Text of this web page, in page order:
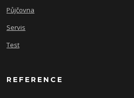
Půjčovna
Servis
Test
REFERENCE